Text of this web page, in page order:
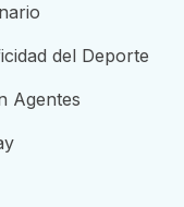
del Deporte
Agentes